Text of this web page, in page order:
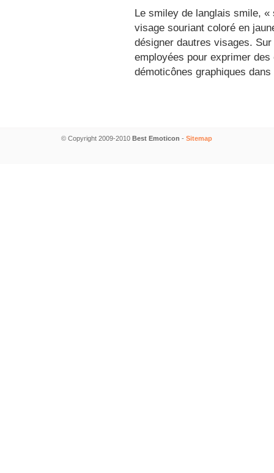
Le smiley de langlais smile,
visage souriant coloré en
désigner dautres visages.
employées pour exprimer
démoticônes graphiques
© Copyright 2009-2010 Best Emoticon - Sitemap